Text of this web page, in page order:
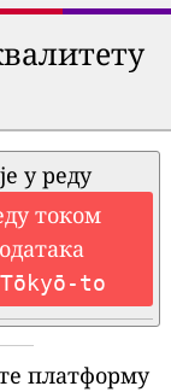
у реду
током
to
платформу